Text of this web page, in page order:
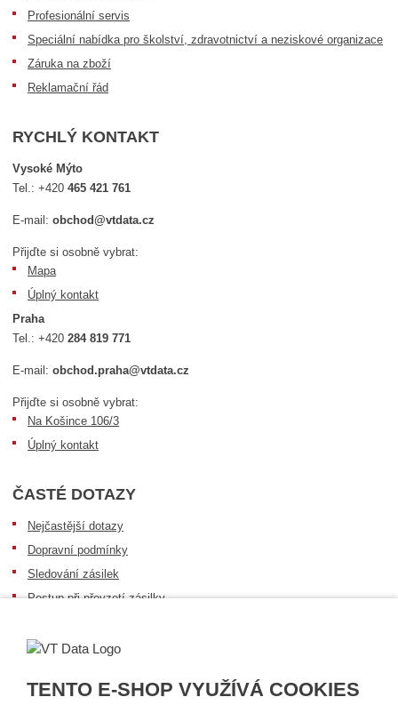
TENTO E-SHOP VYUŽÍVÁ COOKIES
Profesionální servis
Speciální nabídka pro školství, zdravotnictví a neziskové organizace
Záruka na zboží
Reklamační řád
RYCHLÝ KONTAKT
Vysoké Mýto
Tel.:+420465 421 761
E-mail:obchod@vtdata.cz
Přijďte si osobně vybrat:
Mapa
Úplný kontakt
Praha
Tel.:+420284 819 771
E-mail:obchod.praha@vtdata.cz
Přijďte si osobně vybrat:
Na Košince 106/3
Úplný kontakt
ČASTÉ DOTAZY
Nejčastější dotazy
Dopravní podmínky
Sledování zásilek
Postup při převzetí zásilky
Obecné informace